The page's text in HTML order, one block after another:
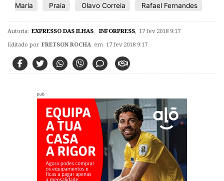
Maria
Praia Olavo Correia Rafael Fernandes
Autoria: EXPRESSO DAS ILHAS INFORPRESS 17 fev 2018 9:17
Editado por FRETSON ROCHA em 17 fev 2018 9:17
pub